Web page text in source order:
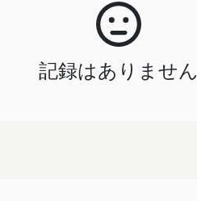
記録はありません